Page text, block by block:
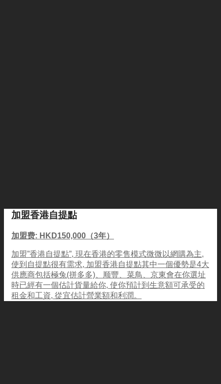
加盟香港自提點
加盟费: HKD150,000（3年）
加盟”香港自提點”, 現在香港的零售模式微微以網購為主,
使到自提點很有需求, 加盟香港自提點其中一個優勢是4大
供應商包括極兔(拼多多)、顺豐、菜鳥、京東會在你選址
時已經有一個估計貨量給你, 使你預計到生意額可承受的
租金和工資, 從宜估計營業額和利潤。